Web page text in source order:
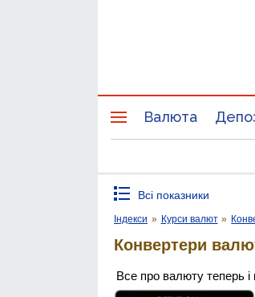
Валюта
Всі показники
Індекси » Курси валют »
Конвертери
Все про валюту теперь і